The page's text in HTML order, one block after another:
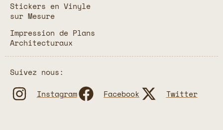
Stickers en Vinyle
sur Mesure
Impression de Plans
Architecturaux
Suivez nous:
Instagram
Facebook Twitter